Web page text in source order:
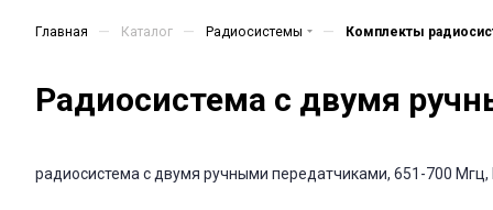
Главная — Каталог — Радиосистемы — Комплекты
Радиосистема с двумя
радиосистема с двумя ручными передатчиками, 651-700 Мгц,